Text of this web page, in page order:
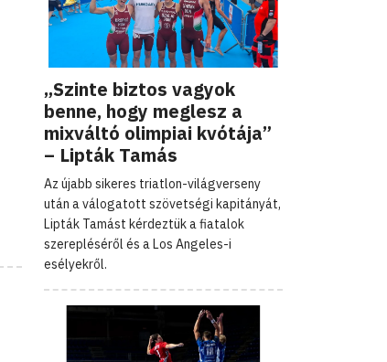
„Szinte biztos vagyok
benne, hogy meglesz a
mixváltó olimpiai kvótája”
– Lipták Tamás
Az újabb sikeres triatlon-világverseny
után a válogatott szövetségi kapitányát,
Lipták Tamást kérdeztük a fiatalok
szerepléséről és a Los Angeles-i
esélyekről.